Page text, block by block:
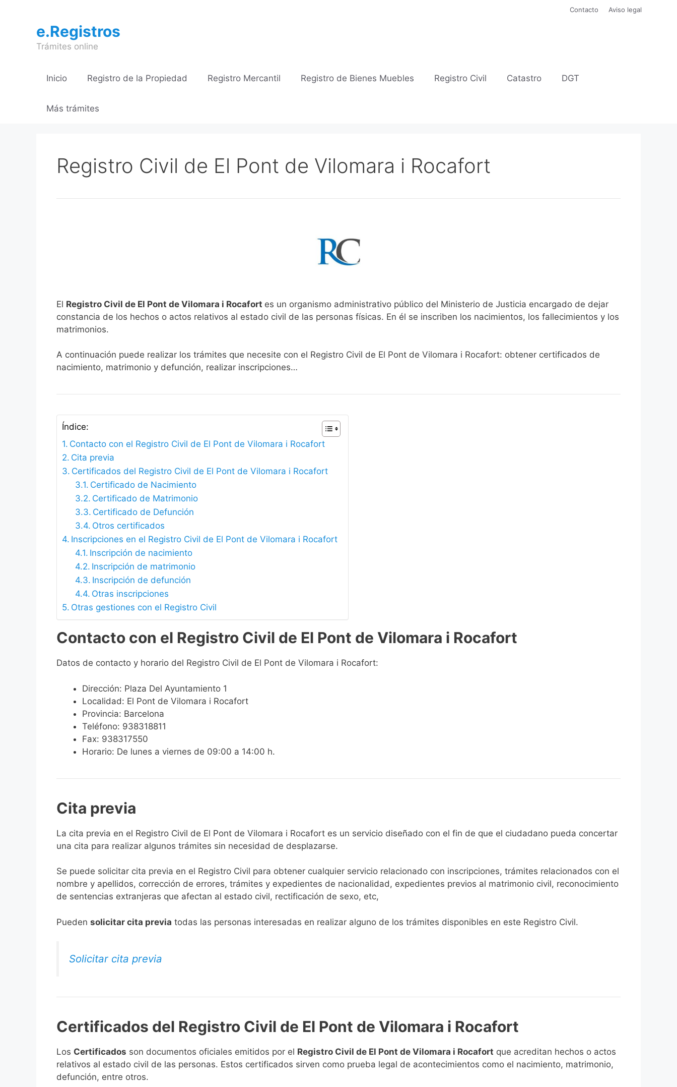
contenido
Contacto Aviso legal
e.Registros
Trámites online
Inicio Registro de la Propiedad Registro Mercantil Registro de Bienes Muebles Registro Civil Catastro DGT
Más trámites
Registro Civil de El Pont de Vilomara i Rocafort
El Registro Civil de El Pont de Vilomara i Rocafort es un organismo administrativo público del Ministerio de Justicia encargado de dejar
constancia de los hechos o actos relativos al estado civil de las personas físicas. En él se inscriben los nacimientos, los fallecimientos y los
matrimonios.
A continuación puede realizar los trámites que necesite con el Registro Civil de El Pont de Vilomara i Rocafort: obtener certificados de
nacimiento, matrimonio y defunción, realizar inscripciones…
Índice:
Contacto con el Registro Civil de El Pont de Vilomara i Rocafort
Cita previa
Certificados del Registro Civil de El Pont de Vilomara i Rocafort
Certificado de Nacimiento
Certificado de Matrimonio
Certificado de Defunción
Otros certificados
Inscripciones en el Registro Civil de El Pont de Vilomara i Rocafort
Inscripción de nacimiento
Inscripción de matrimonio
Inscripción de defunción
Otras inscripciones
Otras gestiones con el Registro Civil
Contacto con el Registro Civil de El Pont de Vilomara i Rocafort
Datos de contacto y horario del Registro Civil de El Pont de Vilomara i Rocafort:
Dirección: Plaza Del Ayuntamiento 1
Localidad: El Pont de Vilomara i Rocafort
Provincia: Barcelona
Teléfono: 938318811
Fax: 938317550
Horario: De lunes a viernes de 09:00 a 14:00 h.
Cita previa
​​​​​​​​​​​​​​​​​​​​​​​​​​​​La cita previa en el Registro Civil de El Pont de Vilomara i Rocafort es un servicio diseñado con el fin de que el ciudadano pueda concertar
una cita para realizar algunos trámites sin necesidad de desplazarse.​
Se puede solicitar cita previa en el Registro Civil para obtener cualquier servicio relacionado con inscripciones, trámites relacionados con el
nombre y apellidos, corrección de errores, trámites y expedientes de nacionalidad, expedientes previos al matrimonio civil, reconocimiento
de sentencias extranjeras que afectan al estado civil, rectificación de sexo, etc,
​Pueden solicitar cita previa todas las personas interesadas en realizar alguno de los trámites disponibles en este Registro Civil.​
Solicitar cita previa
Certificados del Registro Civil de El Pont de Vilomara i Rocafort
Los Certificados son documentos oficiales emitidos por el Registro Civil de El Pont de Vilomara i Rocafort que acreditan hechos o actos
relativos al estado civil de las personas. Estos certificados sirven como prueba legal de acontecimientos como el nacimiento, matrimonio,
defunción, entre otros.